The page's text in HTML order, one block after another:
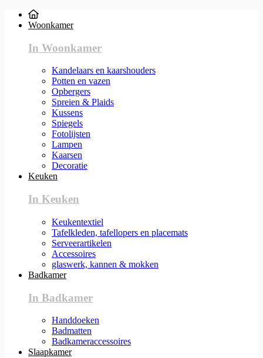
Woonkamer
In Woonkamer
Kandelaars en kaarshouders
Potten en vazen
Opbergers
Spreien & Plaids
Kussens
Spiegels
Fotolijsten
Lampen
Kaarsen
Decoratie
Keuken
In Keuken
Keukentextiel
Tafelkleden, tafellopers en placemats
Serveerartikelen
Accessoires
glaswerk, kannen & mokken
Badkamer
In Badkamer
Handdoeken
Badmatten
Badkameraccessoires
Slaapkamer